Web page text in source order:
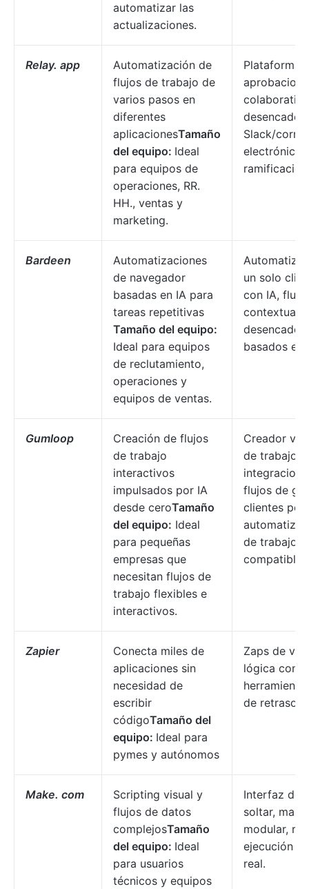
automatizar las
actualizaciones.
Relay. app
Automatización de
flujos de trabajo de
varios pasos en
diferentes
aplicacionesTamaño
del equipo: Ideal
para equipos de
operaciones, RR.
HH., ventas y
marketing.
Plataforma
Slack/
electrónico,
Bardeen
Automatizaciones
de navegador
basadas en IA para
tareas repetitivas
Tamaño del equipo:
Ideal para equipos
de reclutamiento,
operaciones y
equipos de ventas.
un solo
con IA,
basados en
Gumloop
Creación de flujos
de trabajo
interactivos
impulsados por IA
desde ceroTamaño
del equipo: Ideal
para pequeñas
empresas que
necesitan flujos de
trabajo flexibles e
interactivos.
Creador
de trabajo,
flujos de
clientes
de trabajo
Zapier
Conecta miles de
aplicaciones sin
necesidad de
escribir
códigoTamaño del
equipo: Ideal para
pymes y autónomos
Zaps de
lógica
de retraso/
Make. com
Scripting visual y
flujos de datos
complejosTamaño
del equipo: Ideal
para usuarios
técnicos y equipos
Interfaz de
soltar,
modular,
ejecución
real.